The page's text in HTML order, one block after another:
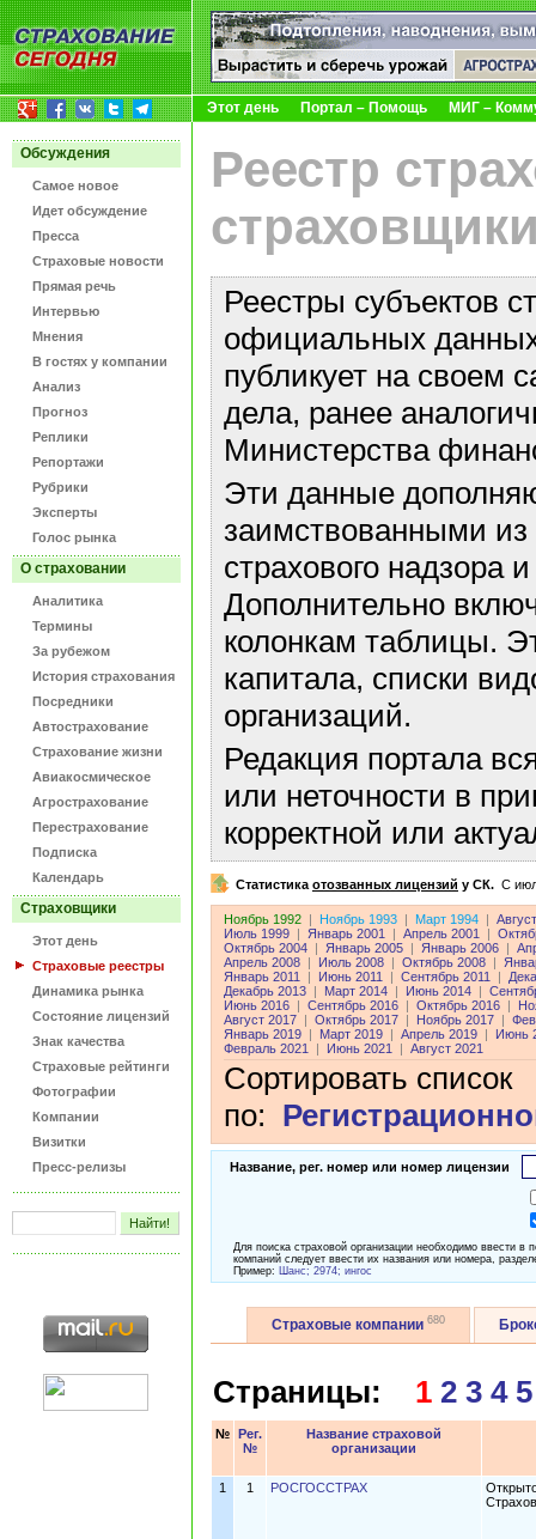
Этот день Портал – Помощь МИГ –
Обсуждения
Самое новое
Идет обсуждение
Пресса
Страховые новости
Прямая речь
Интервью
Мнения
В гостях у компании
Анализ
Прогноз
Реплики
Репортажи
Рубрики
Эксперты
Голос рынка
О страховании
Аналитика
Термины
За рубежом
История страхования
Посредники
Автострахование
Страхование жизни
Авиакосмическое
Агрострахование
Перестрахование
Подписка
Календарь
Страховщики
Этот день
Страховые реестры
Динамика рынка
Состояние лицензий
Знак качества
Страховые рейтинги
Фотографии
Компании
Визитки
Пресс-релизы
Реестр
Реестры субъектов
официальных данных
публикует на своем
дела, ранее
Министерства
Эти данные
заимствованными
страхового надзора
Дополнительно
колонкам таблицы.
капитала, списки
организаций.
Редакция портала
или неточности в
корректной или
Статистика отозванных лицензий у СК. C
Ноябрь 1992 Ноябрь 1993 Март 1994
Июль 1999
Январь 2001 Апрель 2001
Октябрь 2004
Январь 2005 Январь 2006
Апрель 2008
Июль 2008 Октябрь 2008
Январь 2011
Июнь 2011 Сентябрь 2011
Декабрь 2013
Март 2014 Июнь 2014
Июнь 2016
Сентябрь 2016 Октябрь 2016
Август 2017
Октябрь 2017 Ноябрь 2017
Январь 2019
Март 2019 Апрель 2019
Июнь
Февраль 2021
Июнь 2021 Август 2021
Сортировать список
по:
Название, рег. номер или номер лицензии
Для поиска страховой организации необходимо ввести
компаний следует ввести их названия или номера,
Пример: Шанс; 2974; ингос
Страховые компании 680
Страницы: 1 2 3 4 5
№
Рег.
№
Название страховой
организации
1 1 РОСГОССТРАХ